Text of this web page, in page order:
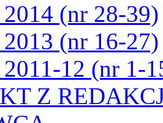
(nr 28-39)
(nr 16-27)
12 (nr 1-
Z